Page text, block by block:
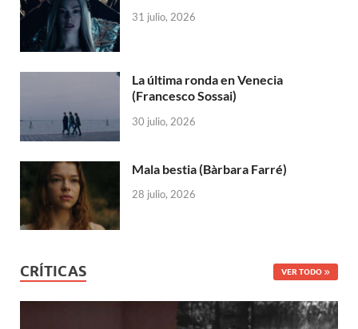
31 julio, 2026
La última ronda en Venecia
(Francesco Sossai)
30 julio, 2026
Mala bestia (Bàrbara Farré)
28 julio, 2026
CRÍTICAS VER TODO